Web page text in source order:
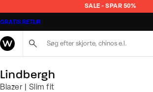
SALE - SPAR 50%
GRATIS RETUR
Lindbergh
Blazer | Slim fit